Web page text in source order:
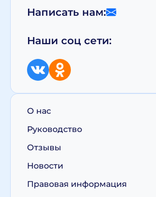
Написать нам:
Наши соц сети:
О нас
Руководство
Отзывы
Новости
Правовая информация